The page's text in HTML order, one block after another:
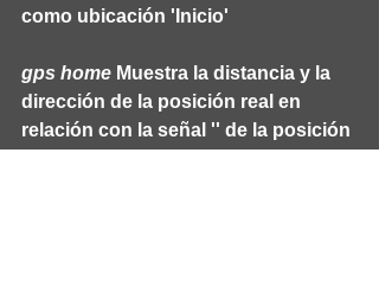
como ubicación 'Inicio'
gps home Muestra la distancia y la
dirección de la posición real en
relación con la señal '' de la posición